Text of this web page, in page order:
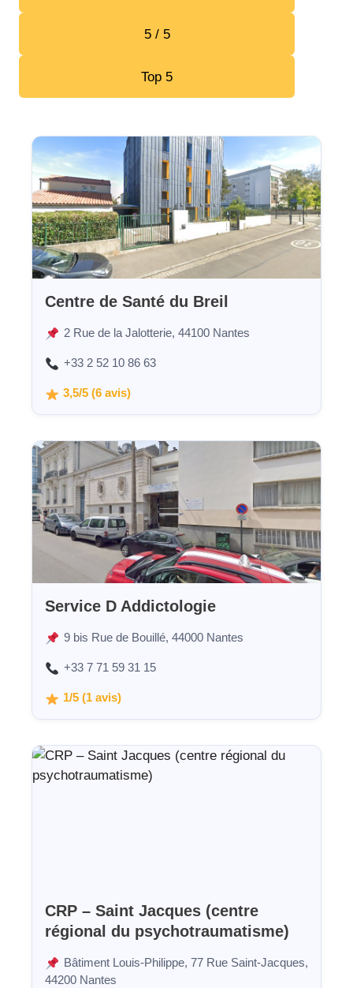
5 / 5
Top 5
Centre de Santé du Breil
2 Rue de la Jalotterie, 44100 Nantes
+33 2 52 10 86 63
3,5/5 (6 avis)
Service D Addictologie
9 bis Rue de Bouillé, 44000 Nantes
+33 7 71 59 31 15
1/5 (1 avis)
CRP – Saint Jacques (centre
régional du psychotraumatisme)
Bâtiment Louis-Philippe, 77 Rue Saint-Jacques,
44200 Nantes